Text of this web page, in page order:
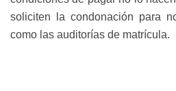
soliciten la condonación para
como las auditorías de matrícula.